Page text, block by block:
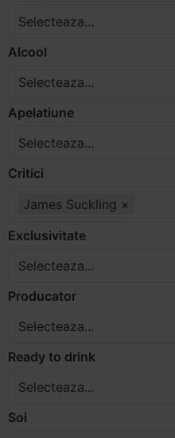
Selecteaza...
Alcool
Selecteaza...
Apelatiune
Selecteaza...
Critici
James Suckling ×
Exclusivitate
Selecteaza...
Producator
Selecteaza...
Ready to drink
Selecteaza...
Soi